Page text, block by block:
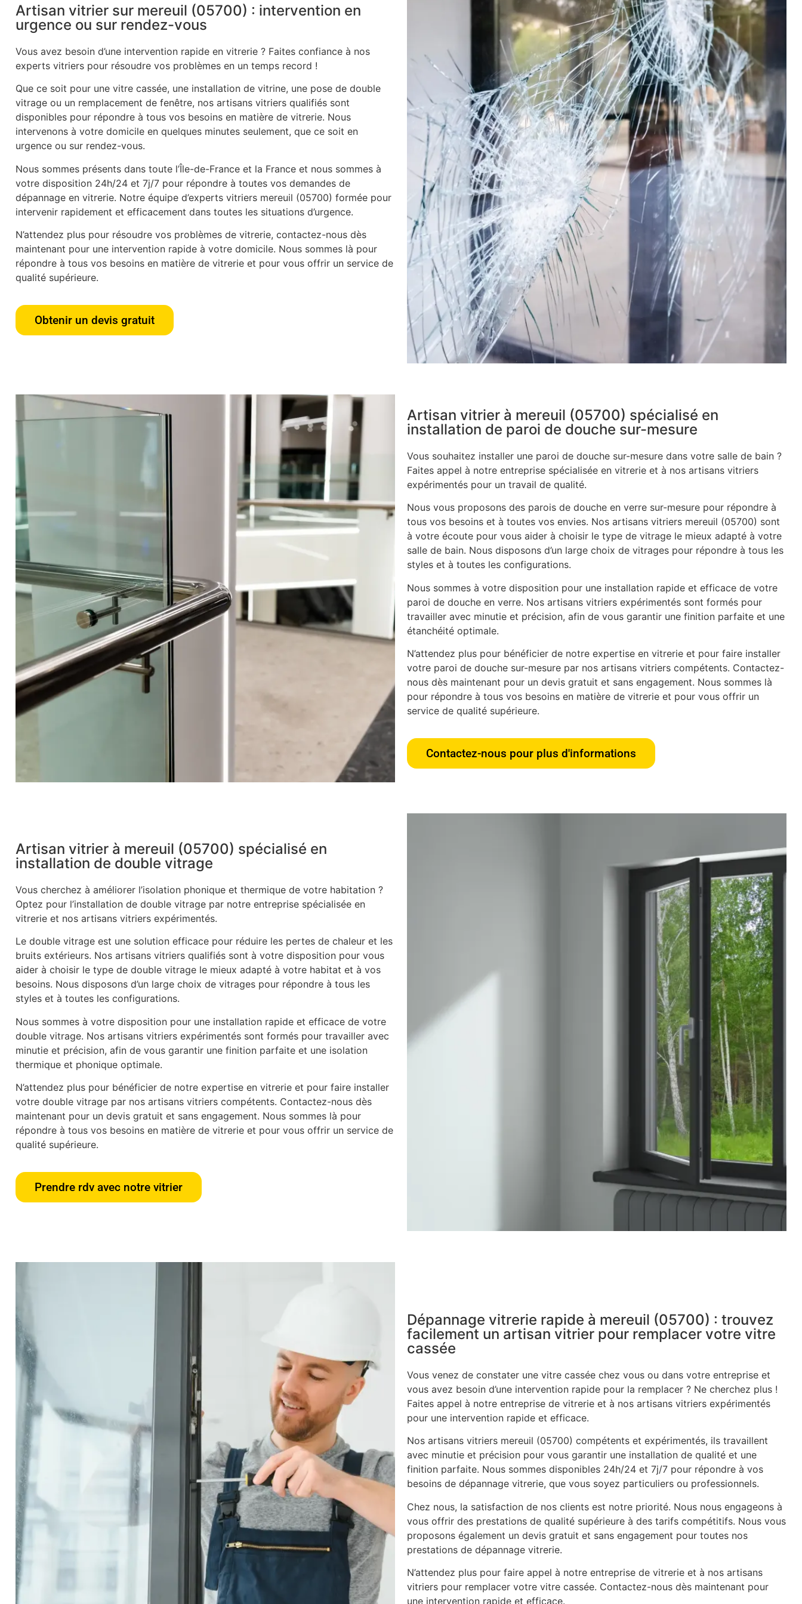
Artisan vitrier sur mereuil (05700) : intervention en
urgence ou sur rendez-vous
Vous avez besoin d’une intervention rapide en vitrerie ? Faites confiance à nos
experts vitriers pour résoudre vos problèmes en un temps record !
Que ce soit pour une vitre cassée, une installation de vitrine, une pose de double
vitrage ou un remplacement de fenêtre, nos artisans vitriers qualifiés sont
disponibles pour répondre à tous vos besoins en matière de vitrerie. Nous
intervenons à votre domicile en quelques minutes seulement, que ce soit en
urgence ou sur rendez-vous.
Nous sommes présents dans toute l’Île-de-France et la France et nous sommes à
votre disposition 24h/24 et 7j/7 pour répondre à toutes vos demandes de
dépannage en vitrerie. Notre équipe d’experts vitriers mereuil (05700) formée pour
intervenir rapidement et efficacement dans toutes les situations d’urgence.
N’attendez plus pour résoudre vos problèmes de vitrerie, contactez-nous dès
maintenant pour une intervention rapide à votre domicile. Nous sommes là pour
répondre à tous vos besoins en matière de vitrerie et pour vous offrir un service de
qualité supérieure.
Obtenir un devis gratuit
Artisan vitrier à mereuil (05700) spécialisé en
installation de paroi de douche sur-mesure
Vous souhaitez installer une paroi de douche sur-mesure dans votre salle de bain ?
Faites appel à notre entreprise spécialisée en vitrerie et à nos artisans vitriers
expérimentés pour un travail de qualité.
Nous vous proposons des parois de douche en verre sur-mesure pour répondre à
tous vos besoins et à toutes vos envies. Nos artisans vitriers mereuil (05700) sont
à votre écoute pour vous aider à choisir le type de vitrage le mieux adapté à votre
salle de bain. Nous disposons d’un large choix de vitrages pour répondre à tous les
styles et à toutes les configurations.
Nous sommes à votre disposition pour une installation rapide et efficace de votre
paroi de douche en verre. Nos artisans vitriers expérimentés sont formés pour
travailler avec minutie et précision, afin de vous garantir une finition parfaite et une
étanchéité optimale.
N’attendez plus pour bénéficier de notre expertise en vitrerie et pour faire installer
votre paroi de douche sur-mesure par nos artisans vitriers compétents. Contactez-
nous dès maintenant pour un devis gratuit et sans engagement. Nous sommes là
pour répondre à tous vos besoins en matière de vitrerie et pour vous offrir un
service de qualité supérieure.
Contactez-nous pour plus d'informations
Artisan vitrier à mereuil (05700) spécialisé en
installation de double vitrage
Vous cherchez à améliorer l’isolation phonique et thermique de votre habitation ?
Optez pour l’installation de double vitrage par notre entreprise spécialisée en
vitrerie et nos artisans vitriers expérimentés.
Le double vitrage est une solution efficace pour réduire les pertes de chaleur et les
bruits extérieurs. Nos artisans vitriers qualifiés sont à votre disposition pour vous
aider à choisir le type de double vitrage le mieux adapté à votre habitat et à vos
besoins. Nous disposons d’un large choix de vitrages pour répondre à tous les
styles et à toutes les configurations.
Nous sommes à votre disposition pour une installation rapide et efficace de votre
double vitrage. Nos artisans vitriers expérimentés sont formés pour travailler avec
minutie et précision, afin de vous garantir une finition parfaite et une isolation
thermique et phonique optimale.
N’attendez plus pour bénéficier de notre expertise en vitrerie et pour faire installer
votre double vitrage par nos artisans vitriers compétents. Contactez-nous dès
maintenant pour un devis gratuit et sans engagement. Nous sommes là pour
répondre à tous vos besoins en matière de vitrerie et pour vous offrir un service de
qualité supérieure.
Prendre rdv avec notre vitrier
Dépannage vitrerie rapide à mereuil (05700) : trouvez
facilement un artisan vitrier pour remplacer votre vitre
cassée
Vous venez de constater une vitre cassée chez vous ou dans votre entreprise et
vous avez besoin d’une intervention rapide pour la remplacer ? Ne cherchez plus !
Faites appel à notre entreprise de vitrerie et à nos artisans vitriers expérimentés
pour une intervention rapide et efficace.
Nos artisans vitriers mereuil (05700) compétents et expérimentés, ils travaillent
avec minutie et précision pour vous garantir une installation de qualité et une
finition parfaite. Nous sommes disponibles 24h/24 et 7j/7 pour répondre à vos
besoins de dépannage vitrerie, que vous soyez particuliers ou professionnels.
Chez nous, la satisfaction de nos clients est notre priorité. Nous nous engageons à
vous offrir des prestations de qualité supérieure à des tarifs compétitifs. Nous vous
proposons également un devis gratuit et sans engagement pour toutes nos
prestations de dépannage vitrerie.
N’attendez plus pour faire appel à notre entreprise de vitrerie et à nos artisans
vitriers pour remplacer votre vitre cassée. Contactez-nous dès maintenant pour
une intervention rapide et efficace.